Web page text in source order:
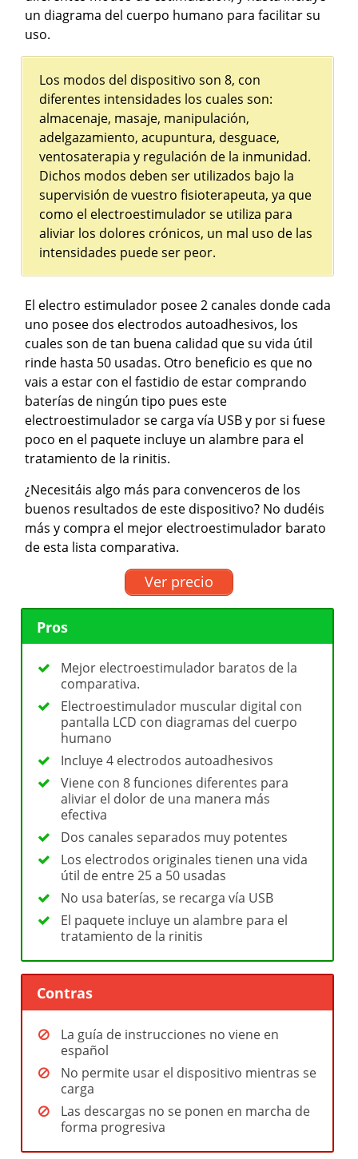
un diagrama del cuerpo humano para facilitar su
uso.
Los modos del dispositivo son 8, con
diferentes intensidades los cuales son:
almacenaje, masaje, manipulación,
adelgazamiento, acupuntura, desguace,
ventosaterapia y regulación de la inmunidad.
Dichos modos deben ser utilizados bajo la
supervisión de vuestro fisioterapeuta, ya que
como el electroestimulador se utiliza para
aliviar los dolores crónicos, un mal uso de las
intensidades puede ser peor.
El electro estimulador posee 2 canales donde cada
uno posee dos electrodos autoadhesivos, los
cuales son de tan buena calidad que su vida útil
rinde hasta 50 usadas. Otro beneficio es que no
vais a estar con el fastidio de estar comprando
baterías de ningún tipo pues este
electroestimulador se carga vía USB y por si fuese
poco en el paquete incluye un alambre para el
tratamiento de la rinitis.
¿Necesitáis algo más para convenceros de los
buenos resultados de este dispositivo? No dudéis
más y compra el mejor electroestimulador barato
de esta lista comparativa.
Ver precio
Pros
Mejor electroestimulador baratos de la
comparativa.
Electroestimulador muscular digital con
pantalla LCD con diagramas del cuerpo
humano
Incluye 4 electrodos autoadhesivos
Viene con 8 funciones diferentes para
aliviar el dolor de una manera más
efectiva
Dos canales separados muy potentes
Los electrodos originales tienen una vida
útil de entre 25 a 50 usadas
No usa baterías, se recarga vía USB
El paquete incluye un alambre para el
tratamiento de la rinitis
Contras
La guía de instrucciones no viene en
español
No permite usar el dispositivo mientras se
carga
Las descargas no se ponen en marcha de
forma progresiva